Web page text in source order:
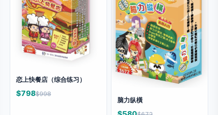
恋上快餐店（综合练习）
$798$998
脑力纵橫